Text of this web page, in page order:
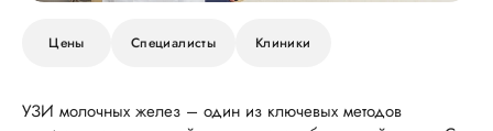
Цены Специалисты Клиники
УЗИ молочных желез – один из ключевых методов